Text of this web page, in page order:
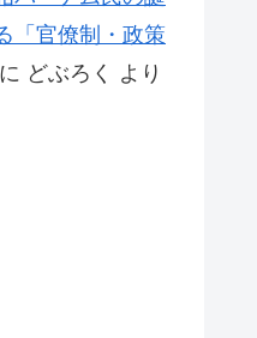
「官僚制・政策
に どぶろく より